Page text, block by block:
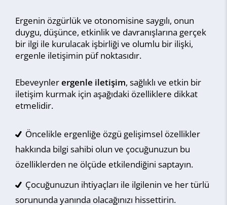
Ergenin özgürlük ve otonomisine saygılı, onun
duygu, düşünce, etkinlik ve davranışlarına gerçek
bir ilgi ile kurulacak işbirliği ve olumlu bir ilişki,
ergenle iletişimin püf noktasıdır.
Ebeveynlerergenle iletişim, sağlıklı ve etkin bir
iletişim kurmak için aşağıdaki özelliklere dikkat
etmelidir.
Öncelikle ergenliğe özgü gelişimsel özellikler
hakkında bilgi sahibi olun ve çocuğunuzun bu
özelliklerden ne ölçüde etkilendiğini saptayın.
Çocuğunuzun ihtiyaçları ile ilgilenin ve her türlü
sorununda yanında olacağınızı hissettirin.